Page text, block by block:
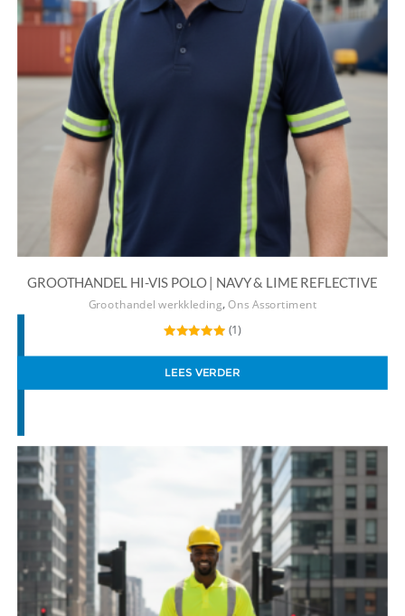
GROOTHANDEL HI-VIS POLO | NAVY & LIME REFLECTIVE
Groothandel werkkleding,Ons Assortiment
5.00
uit 5
(1)
LEES VERDER